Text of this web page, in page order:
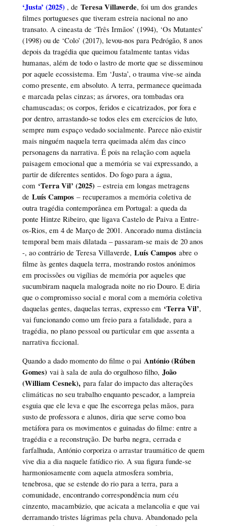
‘Justa’ (2025) , de Teresa Villaverde, foi um dos grandes
filmes portugueses que tiveram estreia nacional no ano
transato. A cineasta de ‘Três Irmãos’ (1994), ‘Os Mutantes’
(1998) ou de ‘Colo’ (2017), levou-nos para Pedrógão, 8 anos
depois da tragédia que queimou fatalmente tantas vidas
humanas, além de todo o lastro de morte que se disseminou
por aquele ecossistema. Em ‘Justa’, o trauma vive-se ainda
como presente, em absoluto. A terra, permanece queimada
e marcada pelas cinzas; as árvores, ora tombadas ora
chamuscadas; os corpos, feridos e cicatrizados, por fora e
por dentro, arrastando-se todos eles em exercícios de luto,
sempre num espaço vedado socialmente. Parece não existir
mais ninguém naquela terra queimada além das cinco
personagens da narrativa. É pois na relação com aquela
paisagem emocional que a memória se vai expressando, a
partir de diferentes sentidos. Do fogo para a água,
com ‘Terra Vil’ (2025)– estreia em longas metragens
de Luís Campos– recuperamos a memória coletiva de
outra tragédia contemporânea em Portugal: a queda da
ponte Hintze Ribeiro, que ligava Castelo de Paiva a Entre-
os-Rios, em 4 de Março de 2001. Ancorado numa distância
temporal bem mais dilatada – passaram-se mais de 20 anos
-, ao contrário de Teresa Villaverde, Luís Camposabre o
filme às gentes daquela terra, mostrando rostos anónimos
em procissões ou vigílias de memória por aqueles que
sucumbiram naquela malograda noite no rio Douro. E diria
que o compromisso social e moral com a memória coletiva
daquelas gentes, daquelas terras, expresso em ‘Terra Vil’,
vai funcionando como um freio para a fatalidade, para a
tragédia, no plano pessoal ou particular em que assenta a
narrativa ficcional.
Quando a dado momento do filme o pai António (Rúben
Gomes)vai à sala de aula do orgulhoso filho, João
(William Cesnek), para falar do impacto das alterações
climáticas no seu trabalho enquanto pescador, a lampreia
esguia que ele leva e que lhe escorrega pelas mãos, para
susto de professora e alunos, diria que serve como boa
metáfora para os movimentos e guinadas do filme: entre a
tragédia e a reconstrução. De barba negra, cerrada e
farfalhuda, António corporiza o arrastar traumático de quem
vive dia a dia naquele fatídico rio. A sua figura funde-se
harmoniosamente com aquela atmosfera sombria,
tenebrosa, que se estende do rio para a terra, para a
comunidade, encontrando correspondência num céu
cinzento, macambúzio, que acicata a melancolia e que vai
derramando tristes lágrimas pela chuva. Abandonado pela